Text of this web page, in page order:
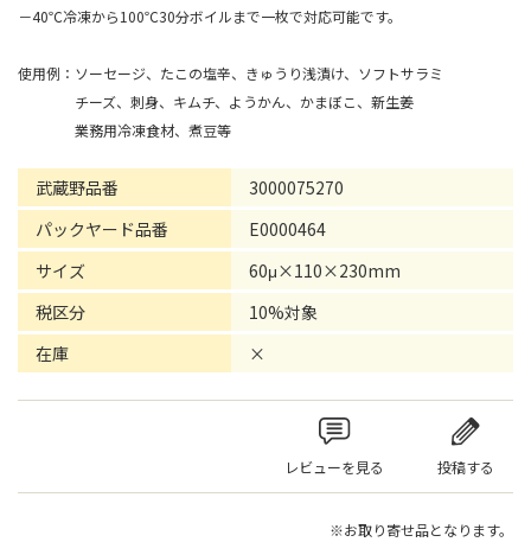
－40℃冷凍から100℃30分ボイルまで一枚で対応可能です。
使用例：ソーセージ、たこの塩辛、きゅうり浅漬け、ソフトサラミ
チーズ、刺身、キムチ、ようかん、かまぼこ、新生姜
業務用冷凍食材、煮豆等
武蔵野品番
3000075270
パックヤード品番
E0000464
サイズ
60μ×110×230mm
税区分
10%対象
在庫
×
レビューを見る 投稿する
※お取り寄せ品となります。